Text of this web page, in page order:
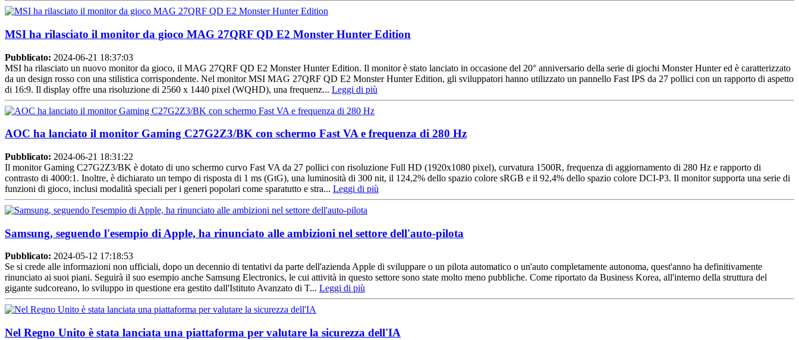
MSI ha rilasciato il monitor da gioco MAG 27QRF QD E2 Monster Hunter Edition
Pubblicato: 2024-06-21 18:37:03
MSI ha rilasciato un nuovo monitor da gioco, il MAG 27QRF QD E2 Monster Hunter Edition. Il monitor è stato lanciato in occasione del 20° anniversario della serie di giochi Monster Hunter ed è caratterizzato
da un design rosso con una stilistica corrispondente. Nel monitor MSI MAG 27QRF QD E2 Monster Hunter Edition, gli sviluppatori hanno utilizzato un pannello Fast IPS da 27 pollici con un rapporto di aspetto
di 16:9. Il display offre una risoluzione di 2560 x 1440 pixel (WQHD), una frequenz... Leggi di più
AOC ha lanciato il monitor Gaming C27G2Z3/BK con schermo Fast VA e frequenza di 280 Hz
Pubblicato: 2024-06-21 18:31:22
Il monitor Gaming C27G2Z3/BK è dotato di uno schermo curvo Fast VA da 27 pollici con risoluzione Full HD (1920x1080 pixel), curvatura 1500R, frequenza di aggiornamento di 280 Hz e rapporto di
contrasto di 4000:1. Inoltre, è dichiarato un tempo di risposta di 1 ms (GtG), una luminosità di 300 nit, il 124,2% dello spazio colore sRGB e il 92,4% dello spazio colore DCI-P3. Il monitor supporta una serie di
funzioni di gioco, inclusi modalità speciali per i generi popolari come sparatutto e stra... Leggi di più
Samsung, seguendo l'esempio di Apple, ha rinunciato alle ambizioni nel settore dell'auto-pilota
Pubblicato: 2024-05-12 17:18:53
Se si crede alle informazioni non ufficiali, dopo un decennio di tentativi da parte dell'azienda Apple di sviluppare o un pilota automatico o un'auto completamente autonoma, quest'anno ha definitivamente
rinunciato ai suoi piani. Seguirà il suo esempio anche Samsung Electronics, le cui attività in questo settore sono state molto meno pubbliche. Come riportato da Business Korea, all'interno della struttura del
gigante sudcoreano, lo sviluppo in questione era gestito dall'Istituto Avanzato di T... Leggi di più
Nel Regno Unito è stata lanciata una piattaforma per valutare la sicurezza dell'IA